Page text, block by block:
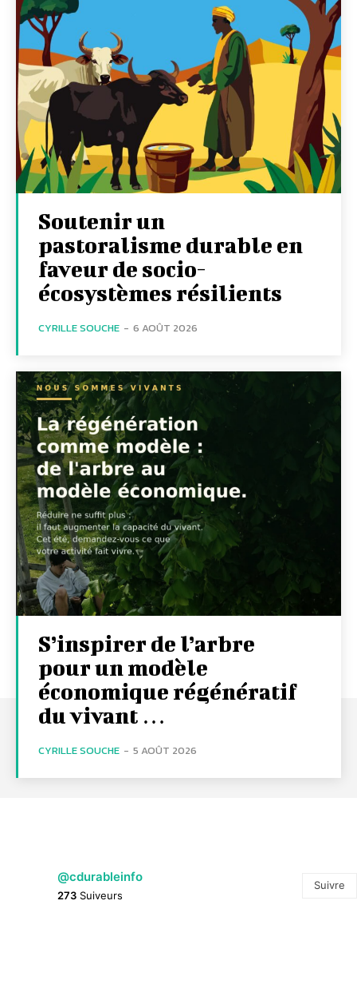
Soutenir un
pastoralisme durable en
faveur de socio-
écosystèmes résilients
CYRILLE SOUCHE - 6 AOÛT 2026
S’inspirer de l’arbre
pour un modèle
économique régénératif
du vivant …
CYRILLE SOUCHE - 5 AOÛT 2026
@cdurableinfo
273 Suiveurs
Suivre